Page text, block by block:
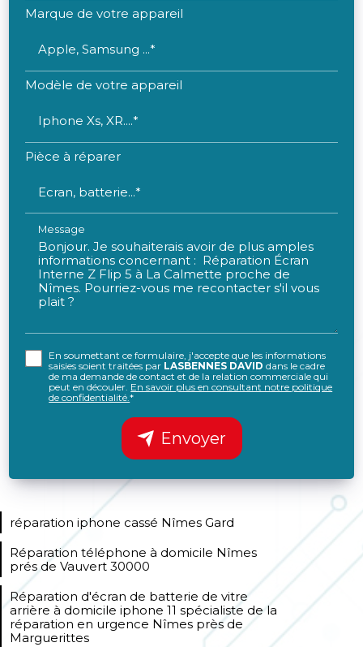
Marque de votre appareil
Apple, Samsung ...*
Modèle de votre appareil
Iphone Xs, XR....*
Pièce à réparer
Ecran, batterie...*
Message
En soumettant ce formulaire, j'accepte que les informations
saisies soient traitées par LASBENNES DAVID dans le cadre
de ma demande de contact et de la relation commerciale qui
peut en découler. En savoir plus en consultant notre politique
de confidentialité.*
Envoyer
réparation iphone cassé Nîmes Gard
Réparation téléphone à domicile Nîmes
prés de Vauvert 30000
Réparation d'écran de batterie de vitre
arrière à domicile iphone 11 spécialiste de la
réparation en urgence Nîmes près de
Marguerittes